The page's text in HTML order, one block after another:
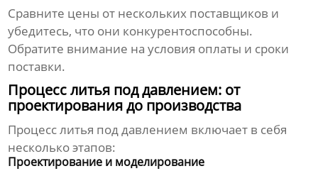
Сравните цены от нескольких поставщиков и
убедитесь, что они конкурентоспособны.
Обратите внимание на условия оплаты и сроки
поставки.
Процесс литья под давлением: от
проектирования до производства
Процесслитья под давлением включает в себя
несколько этапов:
Проектирование и моделирование